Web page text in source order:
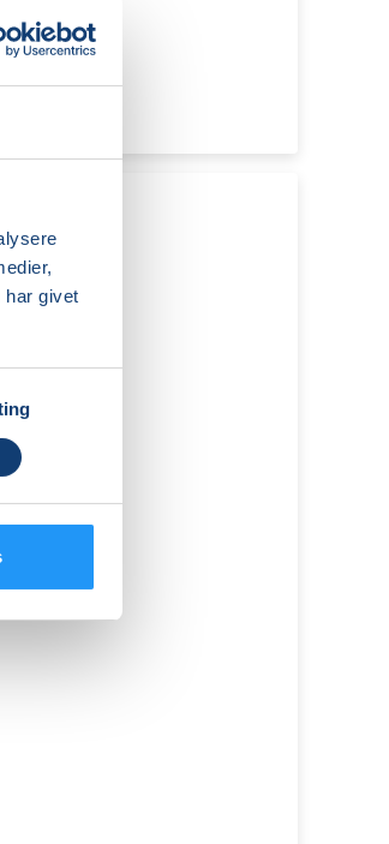
har givet